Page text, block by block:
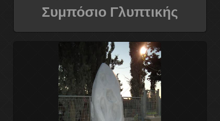
Συμπόσιο Γλυπτικής